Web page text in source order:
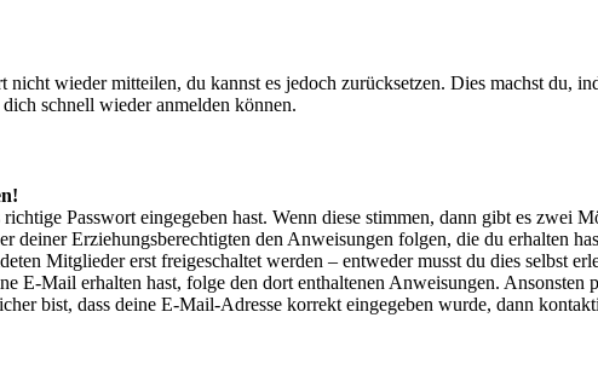
wieder mitteilen, du kannst es jedoch zurücksetzen. Dies machst du,
schnell wieder anmelden können.
Passwort eingegeben hast. Wenn diese stimmen, dann gibt es zwei
deiner Erziehungsberechtigten den Anweisungen folgen, die du erhalten
Mitglieder erst freigeschaltet werden – entweder musst du dies selbst
E-Mail erhalten hast, folge den dort enthaltenen Anweisungen.
bist, dass deine E-Mail-Adresse korrekt eingegeben wurde, dann